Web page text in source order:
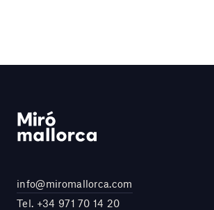
info@miromallorca.com
Tel. +34 971 70 14 20